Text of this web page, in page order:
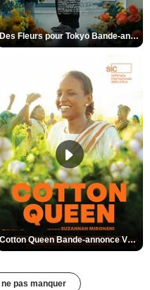
Des Fleurs pour Tokyo Bande-annonce VO STFR
Cotton Queen Bande-annonce VO STFR
pas manquer